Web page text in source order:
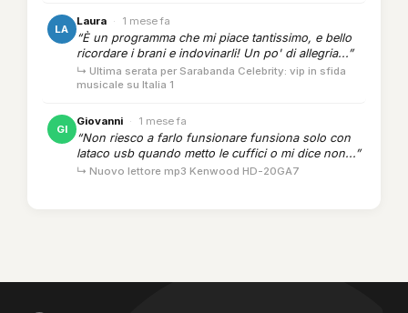
LA
Laura · 1 mese fa
“È un programma che mi piace tantissimo, e bello
ricordare i brani e indovinarli! Un po' di allegria...”
↳ Ultima serata per Sarabanda Celebrity: vip in sfida
musicale su Italia 1
GI
Giovanni · 1 mese fa
“Non riesco a farlo funsionare funsiona solo con
lataco usb quando metto le cuffici o mi dice non...”
↳ Nuovo lettore mp3 Kenwood HD-20GA7